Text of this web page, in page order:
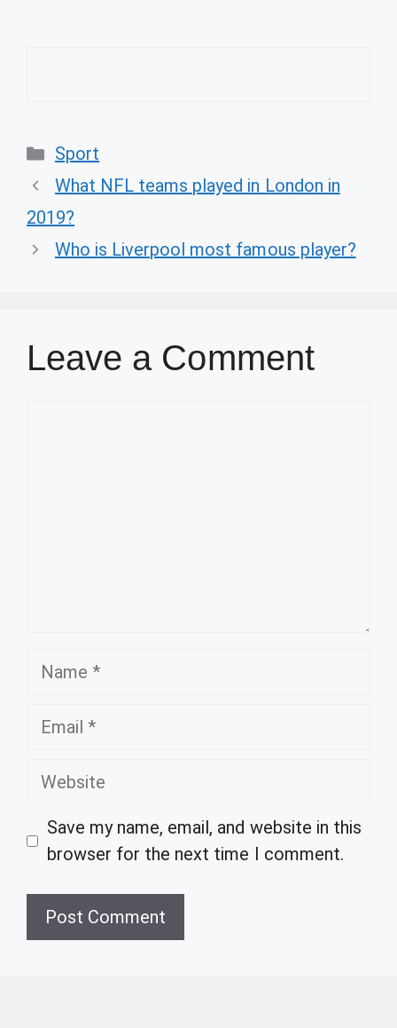
Categories
Sport
What NFL teams played in London in
2019?
Who is Liverpool most famous player?
Leave a Comment
Name
Email
Website
Save my name, email, and website in this
browser for the next time I comment.